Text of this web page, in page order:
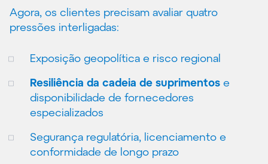
Agora, os clientes precisam avaliar quatro
pressões interligadas:
Exposição geopolítica e risco regional
Resiliência da cadeia de suprimentos e
disponibilidade de fornecedores
especializados
Segurança regulatória, licenciamento e
conformidade de longo prazo